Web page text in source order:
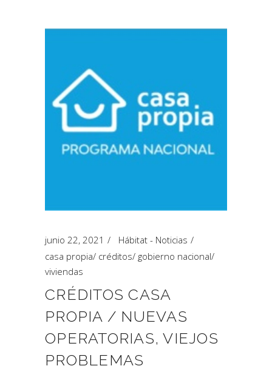
junio 22, 2021
Hábitat - Noticias
casa propia/ créditos/ gobierno nacional/
viviendas
CRÉDITOS CASA
PROPIA / NUEVAS
OPERATORIAS, VIEJOS
PROBLEMAS